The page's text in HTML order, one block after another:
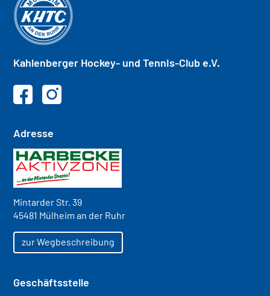
Kahlenberger Hockey- und Tennis-Club e.V.
Adresse
Mintarder Str. 39
45481 Mülheim an der Ruhr
zur Wegbeschreibung
Geschäftsstelle